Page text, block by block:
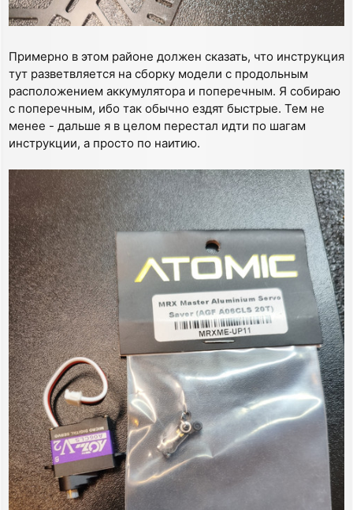
Примерно в этом районе должен сказать, что инструкция
тут разветвляется на сборку модели с продольным
расположением аккумулятора и поперечным. Я собираю
с поперечным, ибо так обычно ездят быстрые. Тем не
менее - дальше я в целом перестал идти по шагам
инструкции, а просто по наитию.